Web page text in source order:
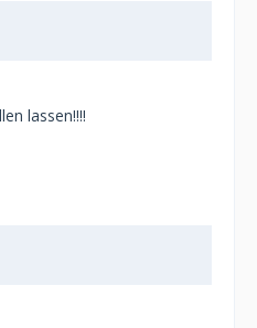
lassen!!!!